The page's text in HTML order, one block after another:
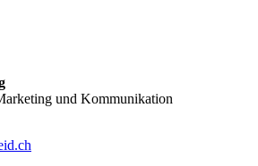
und Kommunikation
ch